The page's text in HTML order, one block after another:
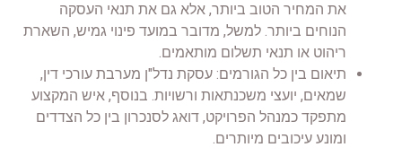
את המחיר הטוב ביותר, אלא גם את תנאי העסקה
הנוחים ביותר. למשל, מדובר במועד פינוי גמיש, השארת
ריהוט או תנאי תשלום מותאמים.
תיאום בין כל הגורמים: עסקת נדל"ן מערבת עורכי דין,
שמאים, יועצי משכנתאות ורשויות. בנוסף, איש המקצוע
מתפקד כמנהל הפרויקט, דואג לסנכרון בין כל הצדדים
ומונע עיכובים מיותרים.